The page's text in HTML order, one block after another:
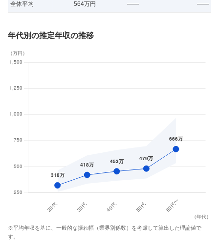
全体平均 564万円 —— ——
年代別の推定年収の推移
（万円）
（年代）
※平均年収を基に、一般的な振れ幅（業界別係数）を考慮して算出した理論値で
す。